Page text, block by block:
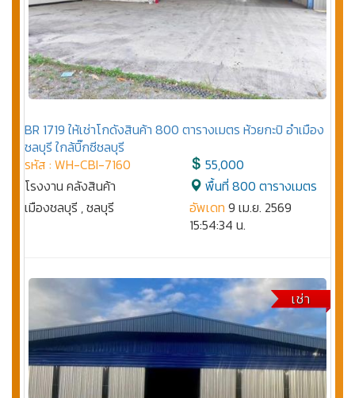
BR 1719 ให้เช่าโกดังสินค้า 800 ตารางเมตร ห้วยกะปิ อำเมือง
ชลบุรี ใกล้บิ๊กซีชลบุรี
รหัส : WH-CBI-7160
โรงงาน คลังสินค้า
เมืองชลบุรี , ชลบุรี
55,000
พื้นที่ 800 ตารางเมตร
อัพเดท 9 เม.ย. 2569
15:54:34 น.
เช่า